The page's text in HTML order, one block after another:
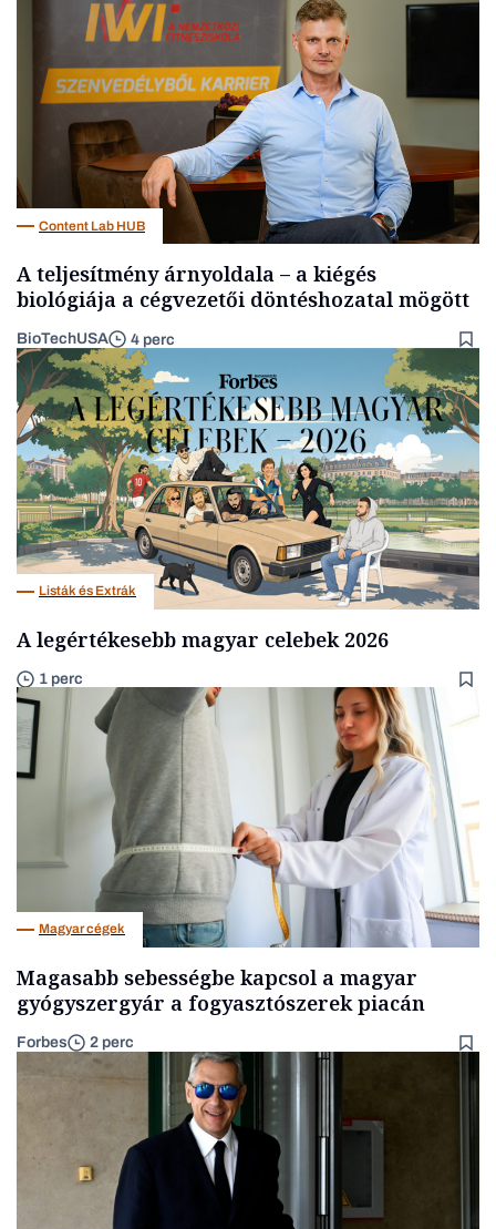
Content Lab HUB
A teljesítmény árnyoldala – a kiégés
biológiája a cégvezetői döntéshozatal mögött
BioTechUSA 4 perc
Listák és Extrák
A legértékesebb magyar celebek 2026
1 perc
Magyar cégek
Magasabb sebességbe kapcsol a magyar
gyógyszergyár a fogyasztószerek piacán
Forbes 2 perc